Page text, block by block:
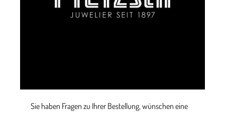
Sie haben Fragen zu Ihrer Bestellung, wünschen eine